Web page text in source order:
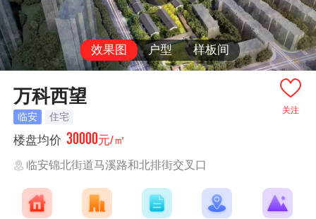
效果图 户型 样板间
关注
万科西望
临安 住宅
楼盘均价 30000元/㎡
临安锦北街道马溪路和北排街交叉口